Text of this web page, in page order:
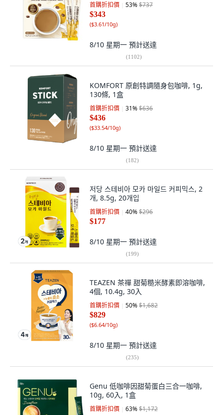
首購折扣價 53%$737
$343
($3.61/10g)
8/10 星期一 預計送達
(1102)
KOMFORT 原創特調隨身包咖啡, 1g,
130條, 1盒
首購折扣價 31%$636
$436
($33.54/10g)
8/10 星期一 預計送達
(182)
저당 스테비아 모카 마일드 커피믹스, 2
개, 8.5g, 20개입
首購折扣價 40%$296
$177
8/10 星期一 預計送達
(199)
TEAZEN 茶禪 甜菊糙米酵素即溶咖啡,
4個, 10.4g, 30入
首購折扣價 50%$1,682
$829
($6.64/10g)
8/10 星期一 預計送達
(235)
Genu 低咖啡因甜菊蛋白三合一咖啡,
10g, 60入, 1盒
首購折扣價 63%$1,172